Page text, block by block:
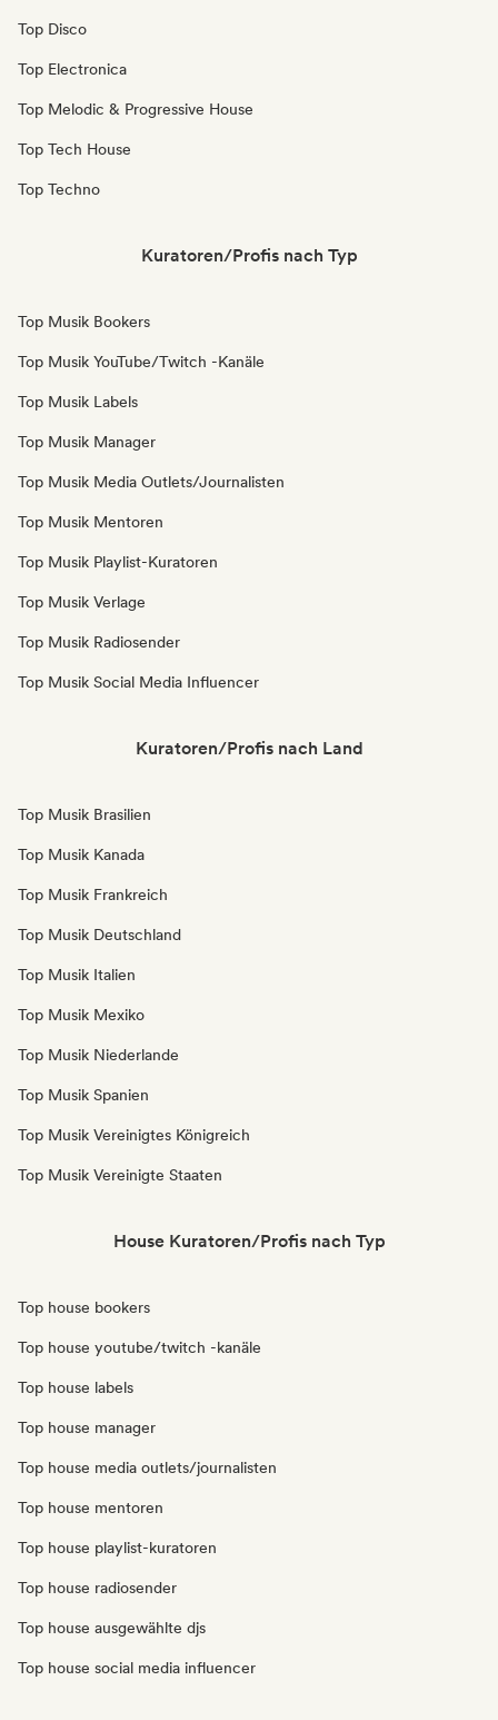
Top Disco
Top Electronica
Top Melodic & Progressive House
Top Tech House
Top Techno
Kuratoren/Profis nach Typ
Top Musik Bookers
Top Musik YouTube/Twitch -Kanäle
Top Musik Labels
Top Musik Manager
Top Musik Media Outlets/Journalisten
Top Musik Mentoren
Top Musik Playlist-Kuratoren
Top Musik Verlage
Top Musik Radiosender
Top Musik Social Media Influencer
Kuratoren/Profis nach Land
Top Musik Brasilien
Top Musik Kanada
Top Musik Frankreich
Top Musik Deutschland
Top Musik Italien
Top Musik Mexiko
Top Musik Niederlande
Top Musik Spanien
Top Musik Vereinigtes Königreich
Top Musik Vereinigte Staaten
House Kuratoren/Profis nach Typ
Top house bookers
Top house youtube/twitch -kanäle
Top house labels
Top house manager
Top house media outlets/journalisten
Top house mentoren
Top house playlist-kuratoren
Top house radiosender
Top house ausgewählte djs
Top house social media influencer